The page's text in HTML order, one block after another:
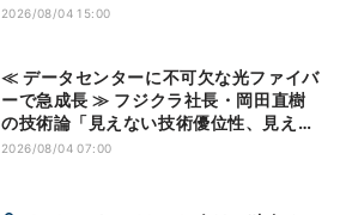
2026/08/04 15:00
≪ データセンターに不可欠な光ファイバ
ーで急成長 ≫ フジクラ社長・岡田直樹
の技術論「見えない技術優位性、見えな
い差別化でトップの座を！」
2026/08/04 07:00